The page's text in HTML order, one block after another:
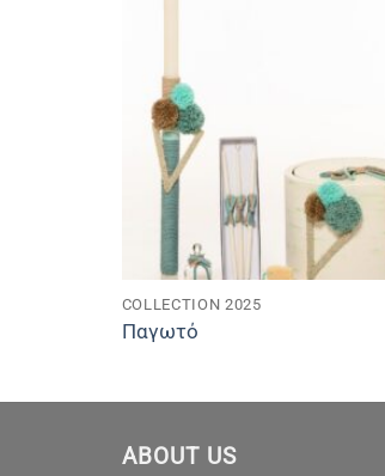
COLLECTION 2025
Παγωτό
ABOUT US